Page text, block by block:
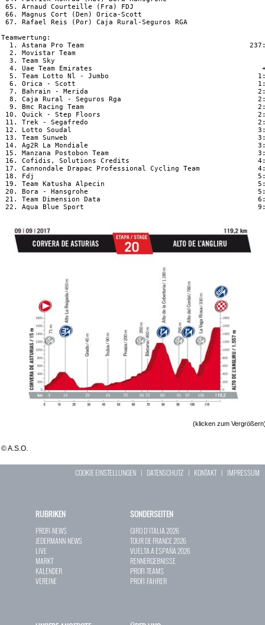
(klicken zum
© A.S.O.
COOKIE EINSTELLUNGEN | DATENSCHUTZ | KONTAKT| IMPRESSUM
RUBRIKEN
PROFI-NEWS
JEDERMANN-NEWS
LIVE
MARKT
KALENDER
VEREINE
SONDERSEITEN
GIRO D`ITALIA 2026
TOUR DE FRANCE 2026
VUELTA A ESPAÑA 2026
RENNERGEBNISSE
PROFI-TEAMS
PROFI-FAHRER